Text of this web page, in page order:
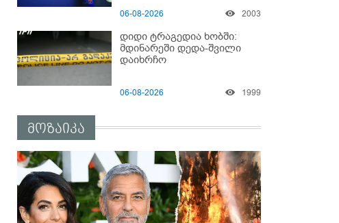
დასრულდეს“ - მირიან
06-08-2026 2003
დიდი ტრაგედია ხობში:
მდინარეში დედა-შვილი
დაიხრჩო
06-08-2026 1999
მოზაიკა